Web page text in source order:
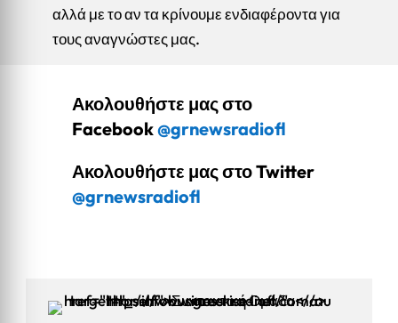
αλλά με το αν τα κρίνουμε ενδιαφέροντα για
τους αναγνώστες μας.
Ακολουθήστε μας στο
Facebook@grnewsradiofl
Ακολουθήστε μας στο Twitter
@grnewsradiofl